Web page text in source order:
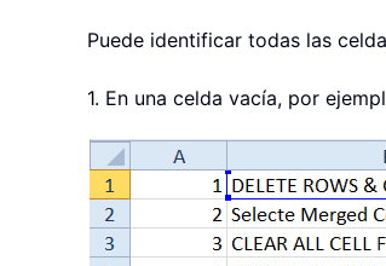
Puede identificar todas las
1. En una celda vacía, por